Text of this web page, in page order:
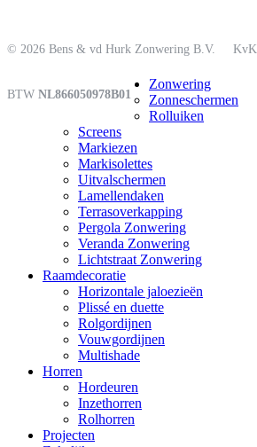
© 2026 Bens & vd Hurk Zonwering B.V. KvK
BTW NL866050978B01
Zonwering
Zonneschermen
Rolluiken
Screens
Markiezen
Markisolettes
Uitvalschermen
Lamellendaken
Terrasoverkapping
Pergola Zonwering
Veranda Zonwering
Lichtstraat Zonwering
Raamdecoratie
Horizontale jaloezieën
Plissé en duette
Rolgordijnen
Vouwgordijnen
Multishade
Horren
Hordeuren
Inzethorren
Rolhorren
Projecten